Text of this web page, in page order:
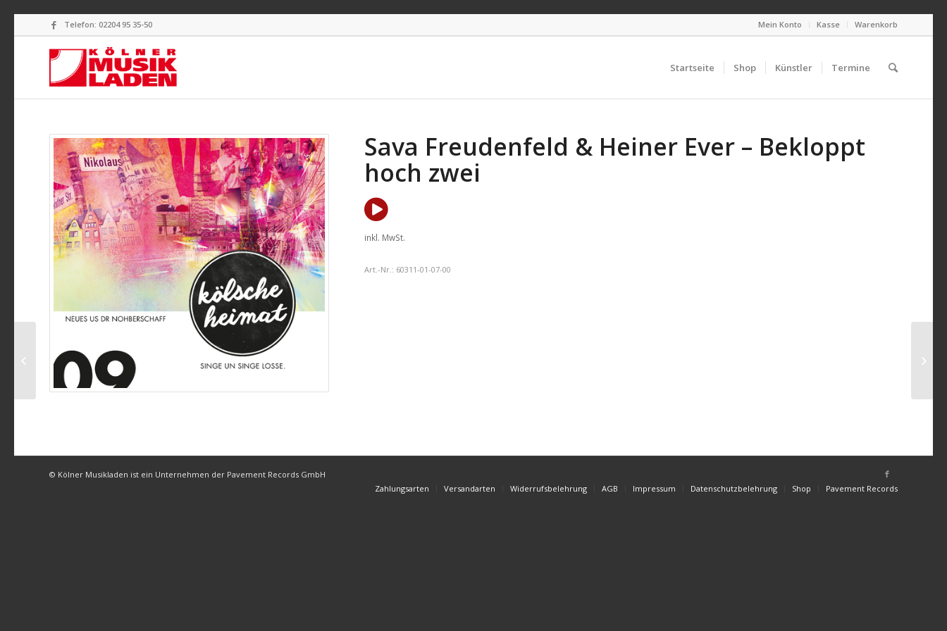
Mein Konto Kasse Warenkorb
Telefon: 02204 95 35-50
Startseite Shop Künstler Termine
Sava Freudenfeld & Heiner Ever – Bekloppt
hoch zwei
inkl. MwSt.
Art.-Nr.: 60311-01-07-00
© Kölner Musikladen ist ein Unternehmen der Pavement Records GmbH
Zahlungsarten
Versandarten Widerrufsbelehrung AGB Impressum Datenschutzbelehrung Shop Pavement Records
Funky Marys-
Hätzblootjeföhl